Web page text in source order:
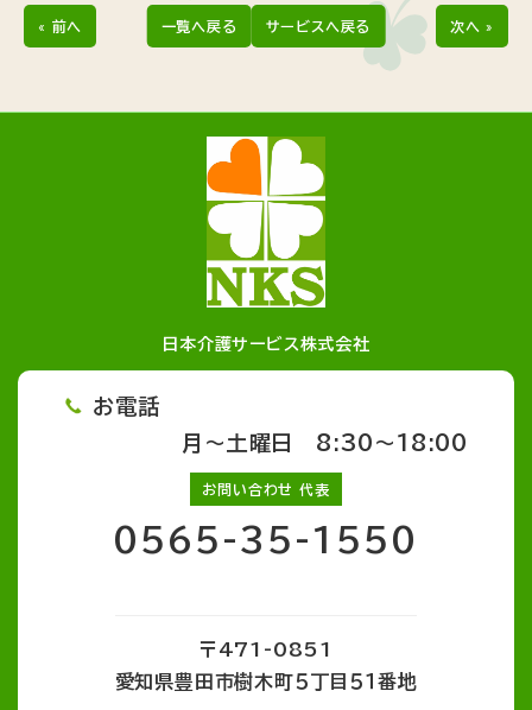
« 前へ 一覧へ戻る サービスへ戻る 次へ »
日本介護サービス株式会社
お電話
月～土曜日 8:30～18:00
お問い合わせ 代表
0565-35-1550
〒471-0851
愛知県豊田市樹木町５丁目５１番地